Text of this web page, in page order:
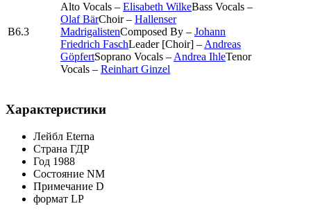
B6.3
Alto Vocals – Elisabeth WilkeBass Vocals –
Olaf BärChoir – Hallenser
MadrigalistenComposed By – Johann
Friedrich FaschLeader [Choir] – Andreas
GöpfertSoprano Vocals – Andrea IhleTenor
Vocals – Reinhart Ginzel
Характеристики
Лейбл Eterna
Страна ГДР
Год 1988
Состояние NM
Примечание D
формат LP